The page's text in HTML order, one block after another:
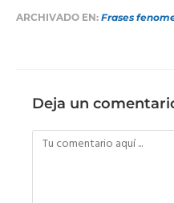
ARCHIVADO EN: Frases
Deja un